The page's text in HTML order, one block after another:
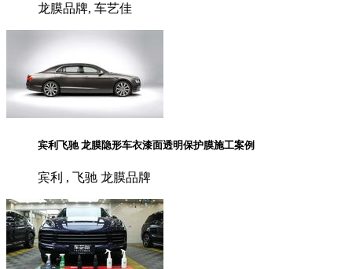
龙膜品牌, 车艺佳
宾利飞驰 龙膜隐形车衣漆面透明保护膜施工案例
宾利 , 飞驰 龙膜品牌